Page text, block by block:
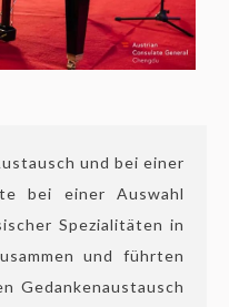
und bei einer
bei einer Auswahl
Spezialitäten in
und führten
Gedankenaustausch